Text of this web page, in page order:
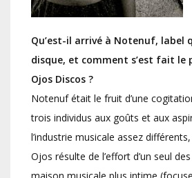
Qu’est-il arrivé à Notenuf, label
disque, et comment s’est fait le
Ojos Discos ?
Notenuf était le fruit d’une
trois individus aux goûts et aux
l’industrie musicale assez
Ojos résulte de l’effort d’un seul